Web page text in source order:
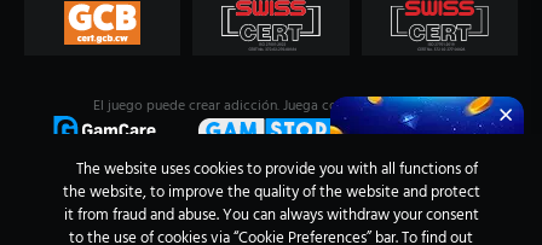
El juego puede crear adicción. Juega conresponsabilidad.
The website uses cookies to provide you with all functions of
the website, to improve the quality of the website and protect
it from fraud and abuse. You can always withdraw your consent
to the use of cookies via “Cookie Preferences” bar. To find out